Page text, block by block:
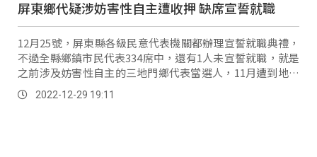
屏東鄉代疑涉妨害性自主遭收押 缺席宣誓就職
12月25號，屏東縣各級民意代表機關都辦理宣誓就職典禮，
不過全縣鄉鎮市民代表334席中，還有1人未宣誓就職，就是
之前涉及妨害性自主的三地門鄉代表當選人，11月遭到地檢
署收押至今，依規定他可以在三個月內...。
2022-12-29 19:11